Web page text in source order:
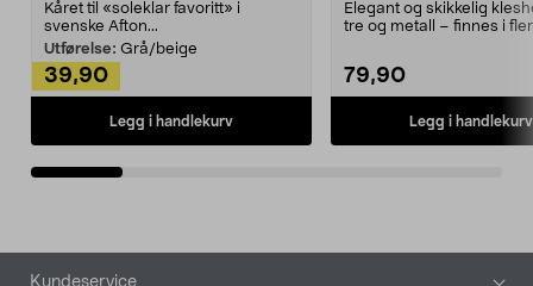
Kåret til «soleklar favoritt» i
svenske Afton...
Utførelse: Grå/beige
39,90
Legg i handlekurv
Elegant og skikkelig
tre og metall – finnes i
79,90
Legg i handlekurv
Bunntekst
Kundeservice